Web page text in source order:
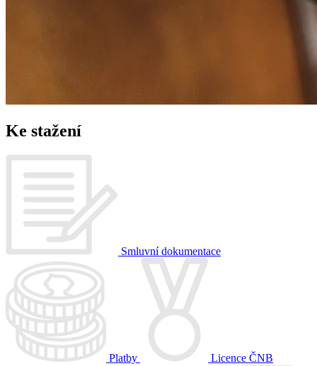
Ke stažení
Smluvní dokumentace
Platby Licence ČNB